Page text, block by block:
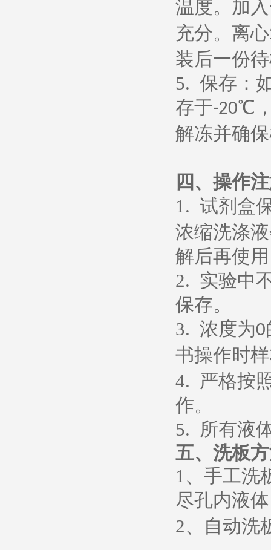
温度。加
充分。离心
装后一份
5. 保存：
存于-20℃
解冻并确
四、操作
1. 试剂盒
浓缩洗涤
解后再使
2. 实验中
保存。
3. 浓度为0
书操作时
4. 严格按
作。
5. 所有液
五、 洗板
1、 手工洗
尽孔内液
2、 自动洗